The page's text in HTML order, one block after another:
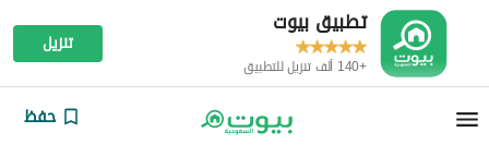
تطبيق بيوت
+140 ألف تنزيل للتطبيق
تنزيل
حفظ